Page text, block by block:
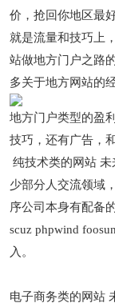
价，抢回你地区最
就是流量和技巧上
站做地方门户之路
多关于地方网站的
地方门户类型的盈
技巧，还有广告，
纯技术类的网站
少部分人交流领域
序公司本身有配备
scuz phpwind
入。
电子商务类的网站